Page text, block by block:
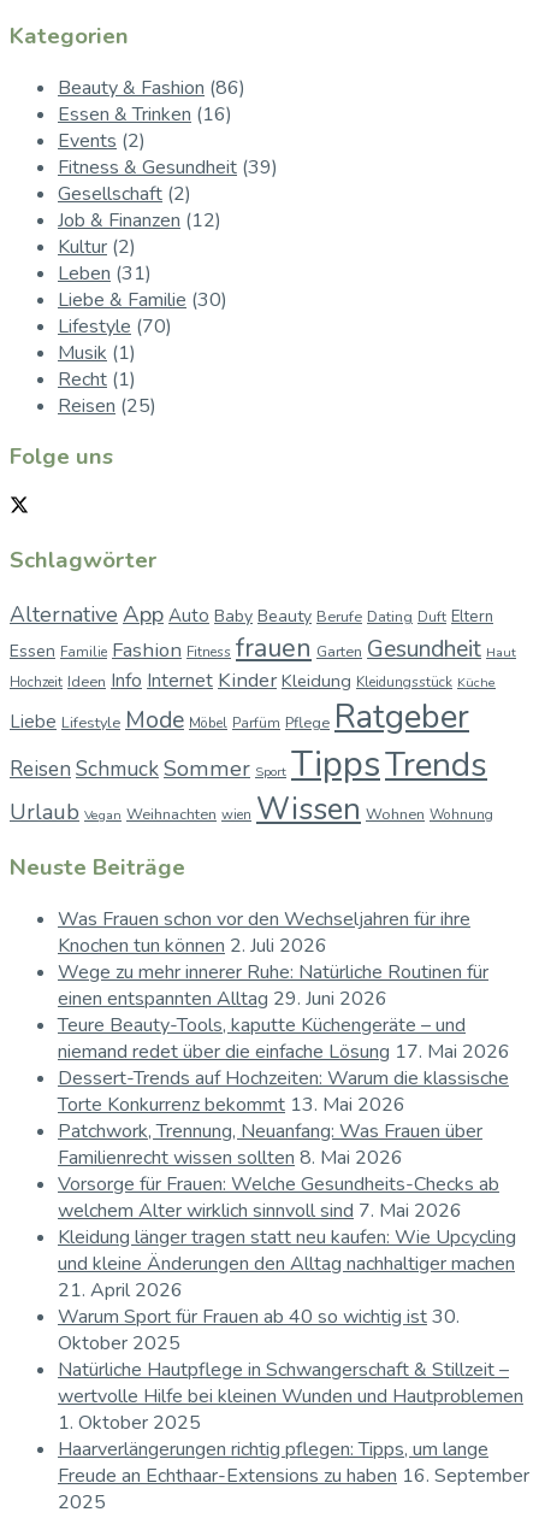
Kategorien
Beauty & Fashion (86)
Essen & Trinken (16)
Events (2)
Fitness & Gesundheit (39)
Gesellschaft (2)
Job & Finanzen (12)
Kultur (2)
Leben (31)
Liebe & Familie (30)
Lifestyle (70)
Musik (1)
Recht (1)
Reisen (25)
Folge uns
Schlagwörter
Alternative App Auto Baby Beauty Berufe Dating Duft Eltern
Essen Familie Fashion Fitness frauen Garten Gesundheit Haut
Hochzeit Ideen Info Internet Kinder Kleidung Kleidungsstück Küche
Liebe Lifestyle Mode Möbel Parfüm Pflege Ratgeber
Reisen SchmuckSommer Sport TippsTrends
Urlaub Vegan Weihnachten wien Wissen Wohnen Wohnung
Neuste Beiträge
Was Frauen schon vor den Wechseljahren für ihre
Knochen tun können 2. Juli 2026
Wege zu mehr innerer Ruhe: Natürliche Routinen für
einen entspannten Alltag 29. Juni 2026
Teure Beauty-Tools, kaputte Küchengeräte – und
niemand redet über die einfache Lösung 17. Mai 2026
Dessert-Trends auf Hochzeiten: Warum die klassische
Torte Konkurrenz bekommt 13. Mai 2026
Patchwork, Trennung, Neuanfang: Was Frauen über
Familienrecht wissen sollten 8. Mai 2026
Vorsorge für Frauen: Welche Gesundheits-Checks ab
welchem Alter wirklich sinnvoll sind 7. Mai 2026
Kleidung länger tragen statt neu kaufen: Wie Upcycling
und kleine Änderungen den Alltag nachhaltiger machen
21. April 2026
Warum Sport für Frauen ab 40 so wichtig ist30.
Oktober 2025
Natürliche Hautpflege in Schwangerschaft & Stillzeit –
wertvolle Hilfe bei kleinen Wunden und Hautproblemen
1. Oktober 2025
Haarverlängerungen richtig pflegen: Tipps, um lange
Freude an Echthaar-Extensions zu haben 16. September
2025